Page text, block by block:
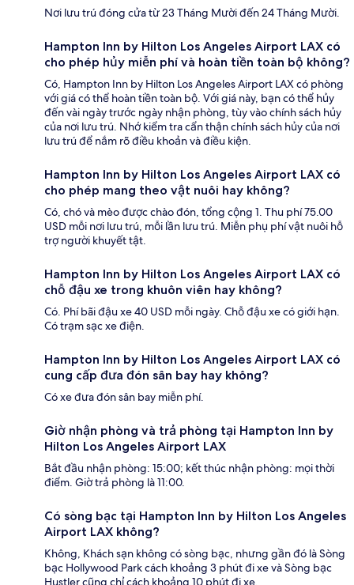
Nơi lưu trú đóng cửa từ 23 Tháng Mười đến 24 Tháng Mười.
Hampton Inn by Hilton Los Angeles Airport LAX có
cho phép hủy miễn phí và hoàn tiền toàn bộ không?
Có, Hampton Inn by Hilton Los Angeles Airport LAX có phòng
với giá có thể hoàn tiền toàn bộ. Với giá này, bạn có thể hủy
đến vài ngày trước ngày nhận phòng, tùy vào chính sách hủy
của nơi lưu trú. Nhớ kiểm tra cẩn thận chính sách hủy của nơi
lưu trú để nắm rõ điều khoản và điều kiện.
Hampton Inn by Hilton Los Angeles Airport LAX có
cho phép mang theo vật nuôi hay không?
Có, chó và mèo được chào đón, tổng cộng 1. Thu phí 75.00
USD mỗi nơi lưu trú, mỗi lần lưu trú. Miễn phụ phí vật nuôi hỗ
trợ người khuyết tật.
Hampton Inn by Hilton Los Angeles Airport LAX có
chỗ đậu xe trong khuôn viên hay không?
Có. Phí bãi đậu xe 40 USD mỗi ngày. Chỗ đậu xe có giới hạn.
Có trạm sạc xe điện.
Hampton Inn by Hilton Los Angeles Airport LAX có
cung cấp đưa đón sân bay hay không?
Có xe đưa đón sân bay miễn phí.
Giờ nhận phòng và trả phòng tại Hampton Inn by
Hilton Los Angeles Airport LAX
Bắt đầu nhận phòng: 15:00; kết thúc nhận phòng: mọi thời
điểm. Giờ trả phòng là 11:00.
Có sòng bạc tại Hampton Inn by Hilton Los Angeles
Airport LAX không?
Không, Khách sạn không có sòng bạc, nhưng gần đó là Sòng
bạc Hollywood Park cách khoảng 3 phút đi xe và Sòng bạc
Hustler cũng chỉ cách khoảng 10 phút đi xe.